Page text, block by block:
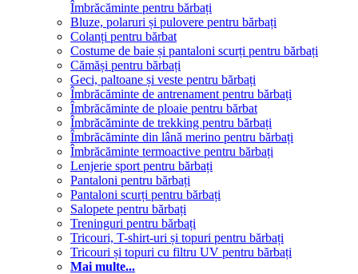
Îmbrăcăminte pentru bărbați
Bluze, polaruri și pulovere pentru bărbați
Colanți pentru bărbat
Costume de baie și pantaloni scurți pentru bărbați
Cămăși pentru bărbați
Geci, paltoane și veste pentru bărbați
Îmbrăcăminte de antrenament pentru bărbați
Îmbrăcăminte de ploaie pentru bărbat
Îmbrăcăminte de trekking pentru bărbați
Îmbrăcăminte din lână merino pentru bărbați
Îmbrăcăminte termoactive pentru bărbați
Lenjerie sport pentru bărbați
Pantaloni pentru bărbați
Pantaloni scurți pentru bărbați
Salopete pentru bărbați
Treninguri pentru bărbați
Tricouri, T-shirt-uri și topuri pentru bărbați
Tricouri și topuri cu filtru UV pentru bărbați
Mai multe...